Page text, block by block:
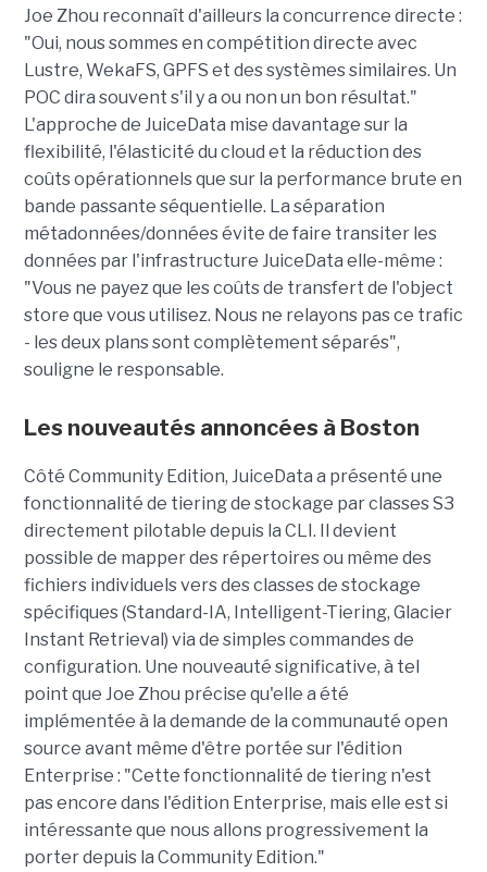
Joe Zhou reconnaît d'ailleurs la concurrence directe :
"Oui, nous sommes en compétition directe avec
Lustre, WekaFS, GPFS et des systèmes similaires. Un
POC dira souvent s'il y a ou non un bon résultat."
L'approche de JuiceData mise davantage sur la
flexibilité, l'élasticité du cloud et la réduction des
coûts opérationnels que sur la performance brute en
bande passante séquentielle. La séparation
métadonnées/données évite de faire transiter les
données par l'infrastructure JuiceData elle-même :
"Vous ne payez que les coûts de transfert de l'object
store que vous utilisez. Nous ne relayons pas ce trafic
- les deux plans sont complètement séparés",
souligne le responsable.
Les nouveautés annoncées à Boston
Côté Community Edition, JuiceData a présenté une
fonctionnalité de tiering de stockage par classes S3
directement pilotable depuis la CLI. Il devient
possible de mapper des répertoires ou même des
fichiers individuels vers des classes de stockage
spécifiques (Standard-IA, Intelligent-Tiering, Glacier
Instant Retrieval) via de simples commandes de
configuration. Une nouveauté significative, à tel
point que Joe Zhou précise qu'elle a été
implémentée à la demande de la communauté open
source avant même d'être portée sur l'édition
Enterprise : "Cette fonctionnalité de tiering n'est
pas encore dans l'édition Enterprise, mais elle est si
intéressante que nous allons progressivement la
porter depuis la Community Edition."